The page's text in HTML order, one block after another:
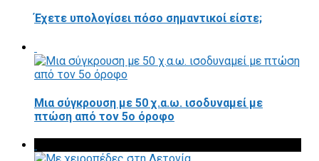
Έχετε υπολογίσει πόσο σημαντικοί είστε;
Μια σύγκρουση με 50 χ.α.ω. ισοδυναμεί με
πτώση από τον 5ο όροφο